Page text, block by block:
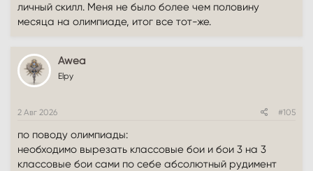
личный скилл. Меня не было более чем половину
месяца на олимпиаде, итог все тот-же.
Awea
Elpy
2 Авг 2026 #105
по поводу олимпиады:
необходимо вырезать классовые бои и бои 3 на 3
классовые бои сами по себе абсолютный рудимент